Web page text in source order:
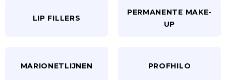
LIP FILLERS
PERMANENTE MAKE-
UP
MARIONETLIJNEN PROFHILO